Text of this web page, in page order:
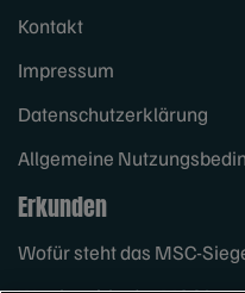
Kontakt
Impressum
Datenschutzerklärung
Allgemeine
Erkunden
Wofür steht das MSC-